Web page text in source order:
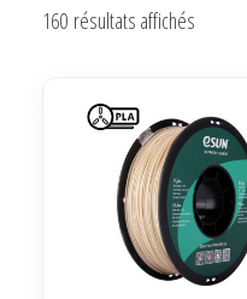
160 résultats affichés
récent
au
plus
ancien